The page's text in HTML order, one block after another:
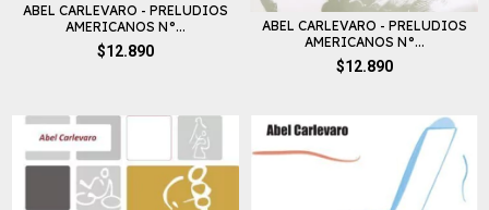
ABEL CARLEVARO - PRELUDIOS
AMERICANOS N°...
$12.890
ABEL CARLEVARO - PRELUDIOS
AMERICANOS N°...
$12.890